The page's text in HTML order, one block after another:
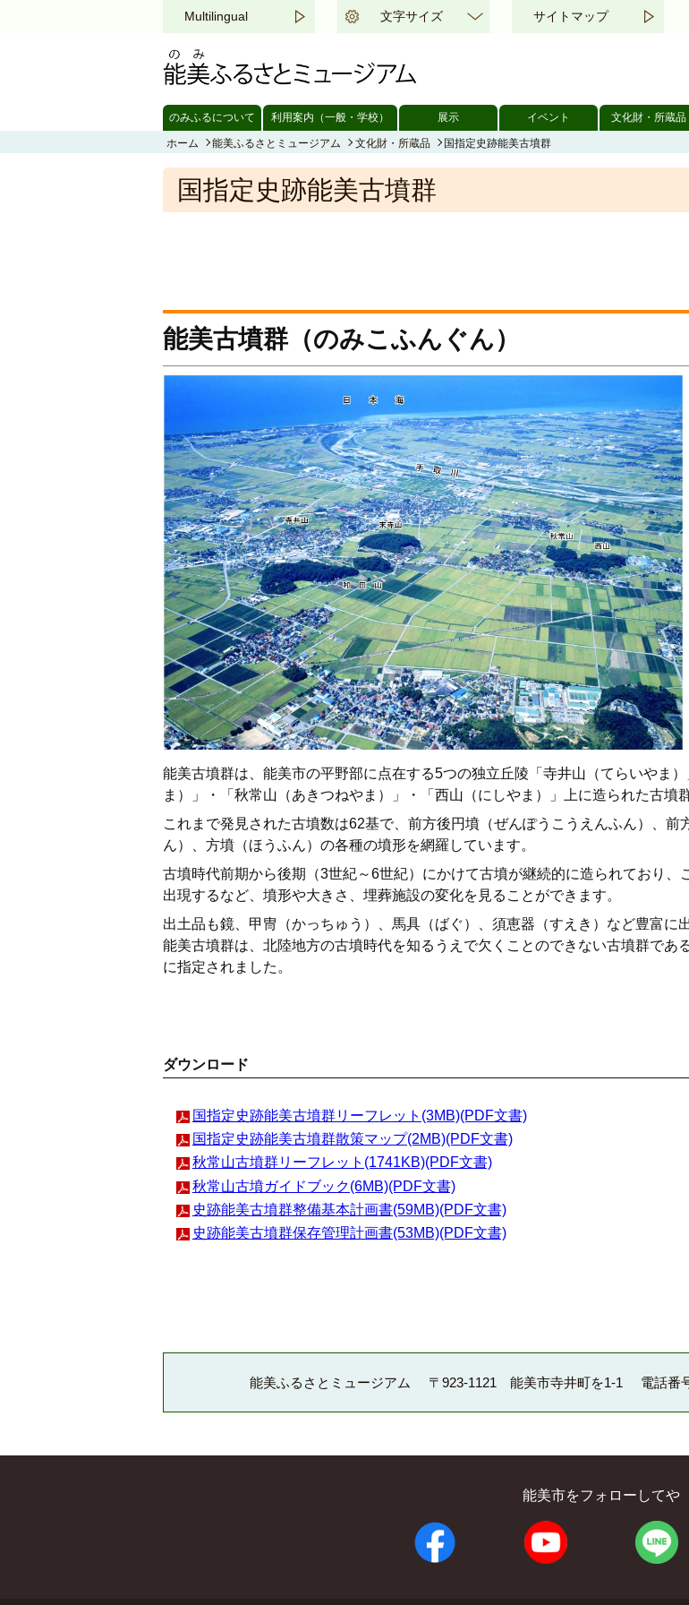
このページの本文へ移動するMultilingual 文字サイズ サイトマップ
のみふるについて 利用案内（一般・学校） 展示 イベント 文化財・所蔵品
ホーム 能美ふるさとミュージアム 文化財・所蔵品 国指定史跡能美古墳群
国指定史跡能美古墳群
能美古墳群（のみこふんぐん）
能美古墳群は、能美市の平野部に点在する5つの独立丘陵「寺井山（てらいやま
ま）」・「秋常山（あきつねやま）」・「西山（にしやま）」上に造られた古墳
これまで発見された古墳数は62基で、前方後円墳（ぜんぽうこうえんふん）、
ん）、方墳（ほうふん）の各種の墳形を網羅しています。
古墳時代前期から後期（3世紀～6世紀）にかけて古墳が継続的に造られており
出現するなど、墳形や大きさ、埋葬施設の変化を見ることができます。
出土品も鏡、甲冑（かっちゅう）、馬具（ばぐ）、須恵器（すえき）など豊富に
能美古墳群は、北陸地方の古墳時代を知るうえで欠くことのできない古墳群で
に指定されました。
ダウンロード
国指定史跡能美古墳群リーフレット(3MB)(PDF文書)
国指定史跡能美古墳群散策マップ(2MB)(PDF文書)
秋常山古墳群リーフレット(1741KB)(PDF文書)
秋常山古墳ガイドブック(6MB)(PDF文書)
史跡能美古墳群整備基本計画書(59MB)(PDF文書)
史跡能美古墳群保存管理計画書(53MB)(PDF文書)
能美ふるさとミュージアム 〒923-1121 能美市寺井町を1-1 電話番
能美市をフォローしてや